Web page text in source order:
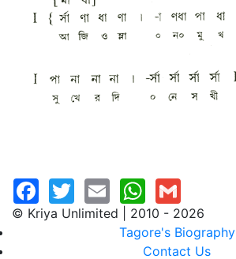
© Kriya Unlimited | 2010 - 2026
Tagore's Biography
Contact Us